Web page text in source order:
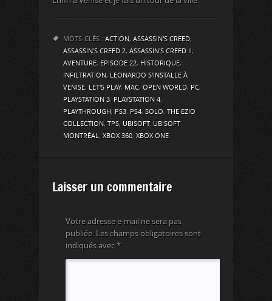
MOTS-CLÉS : ACTION, ASSASSIN'S CREED,
ASSASSIN'S CREED 2, ASSASSIN'S CREED II,
AVENTURE, EPISODE 22, HISTORIQUE,
INFILTRATION, LEONARDO S'INSTALLE À
VENISE, LET'S PLAY, MAC, OPEN WORLD, PC,
PLAYSTATION 3, PLAYSTATION 4,
PLAYTHROUGH, PS3, PS4, SOLO, THE EZIO
COLLECTION, TPS, UBISOFT, UBISOFT
MONTRÉAL, XBOX 360, XBOX ONE
Laisser un commentaire
Votre adresse e-mail ne sera pas
publiée.
Les champs obligatoires sont
indiqués avec *